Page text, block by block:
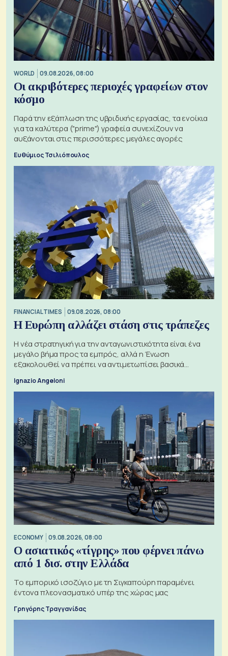
WORLD 09.08.2026, 08:00
Οι ακριβότερες περιοχές γραφείων στον
κόσμο
Παρά την εξάπλωση της υβριδικής εργασίας, τα ενοίκια
για τα καλύτερα ("prime") γραφεία συνεχίζουν να
αυξάνονται στις περισσότερες μεγάλες αγορές
Ευθύμιος Τσιλιόπουλος
FINANCIAL TIMES 09.08.2026, 08:00
Η Ευρώπη αλλάζει στάση στις τράπεζες
Η νέα στρατηγική για την ανταγωνιστικότητα είναι ένα
μεγάλο βήμα προς τα εμπρός, αλλά η Ένωση
εξακολουθεί να πρέπει να αντιμετωπίσει βασικά
Ignazio Angeloni
ECONOMY 09.08.2026, 08:00
Ο ασιατικός «τίγρης» που φέρνει πάνω
από 1 δισ. στην Ελλάδα
Το εμπορικό ισοζύγιο με τη Σιγκαπούρη παραμένει
έντονα πλεονασματικό υπέρ της χώρας μας
Γρηγόρης Τραγγανίδας